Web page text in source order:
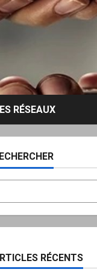
RÉSEAUX
RÉCENTS